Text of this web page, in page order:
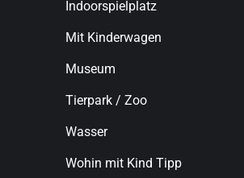
Indoorspielplatz
Mit Kinderwagen
Museum
Tierpark / Zoo
Wasser
Wohin mit Kind Tipp